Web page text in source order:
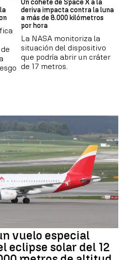
Un cohete de Space X a la
deriva impacta contra la luna
a más de 8.000 kilómetros
por hora
La NASA monitoriza la
situación del dispositivo
que podría abrir un cráter
de 17 metros.
vuelo especial
eclipse solar del 12